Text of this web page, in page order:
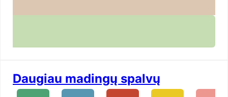
Daugiau madingų spalvų